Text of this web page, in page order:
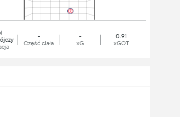
-
Część ciała
-
xG
0.91
xGOT